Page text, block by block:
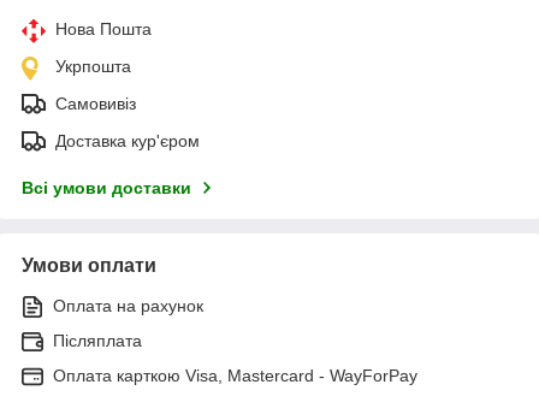
Нова Пошта
Укрпошта
Самовивіз
Доставка кур'єром
Всі умови доставки
Умови оплати
Оплата на рахунок
Післяплата
Оплата карткою Visa, Mastercard - WayForPay